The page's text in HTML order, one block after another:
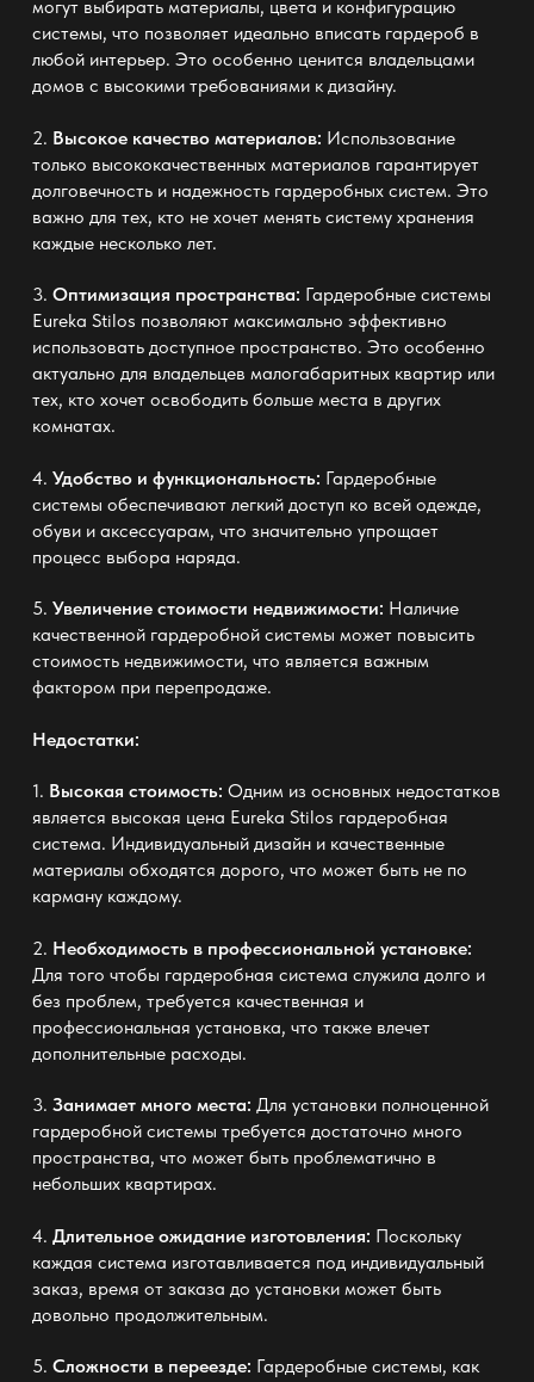
могут выбирать материалы, цвета и конфигурацию
системы, что позволяет идеально вписать гардероб в
любой интерьер. Это особенно ценится владельцами
домов с высокими требованиями к дизайну.
2. Высокое качество материалов: Использование
только высококачественных материалов гарантирует
долговечность и надежность гардеробных систем. Это
важно для тех, кто не хочет менять систему хранения
каждые несколько лет.
3. Оптимизация пространства: Гардеробные системы
Eureka Stilos позволяют максимально эффективно
использовать доступное пространство. Это особенно
актуально для владельцев малогабаритных квартир или
тех, кто хочет освободить больше места в других
комнатах.
4. Удобство и функциональность: Гардеробные
системы обеспечивают легкий доступ ко всей одежде,
обуви и аксессуарам, что значительно упрощает
процесс выбора наряда.
5. Увеличение стоимости недвижимости: Наличие
качественной гардеробной системы может повысить
стоимость недвижимости, что является важным
фактором при перепродаже.
Недостатки:
1. Высокая стоимость: Одним из основных недостатков
является высокая цена Eureka Stilos гардеробная
система. Индивидуальный дизайн и качественные
материалы обходятся дорого, что может быть не по
карману каждому.
2. Необходимость в профессиональной установке:
Для того чтобы гардеробная система служила долго и
без проблем, требуется качественная и
профессиональная установка, что также влечет
дополнительные расходы.
3. Занимает много места: Для установки полноценной
гардеробной системы требуется достаточно много
пространства, что может быть проблематично в
небольших квартирах.
4. Длительное ожидание изготовления: Поскольку
каждая система изготавливается под индивидуальный
заказ, время от заказа до установки может быть
довольно продолжительным.
5. Сложности в переезде: Гардеробные системы, как